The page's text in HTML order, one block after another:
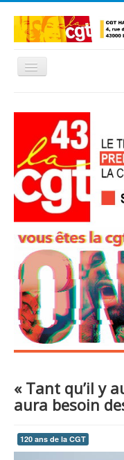
Basculer
L'Union Départementale
Les Unions Locales
Les syndicats locaux
Défendre vos droits
Se syndiquer
La confédératon
NOUS CONTACTER
« Tant qu’il y
aura besoin
120 ans de la CGT